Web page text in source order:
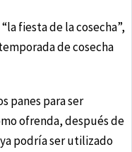
fiesta de la cosecha”,
de cosecha
panes para ser
ofrenda, después de
podría ser utilizado